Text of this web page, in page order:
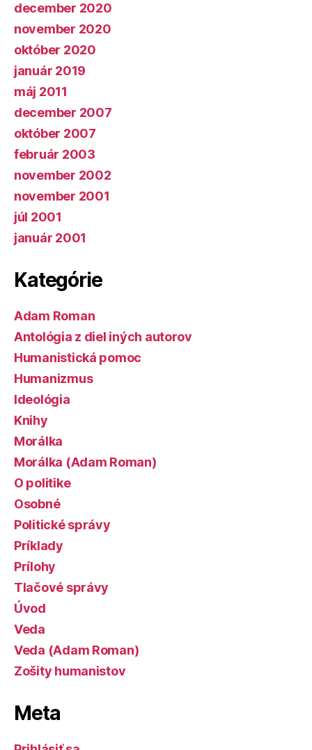
december 2020
november 2020
október 2020
január 2019
máj 2011
december 2007
október 2007
február 2003
november 2002
november 2001
júl 2001
január 2001
Kategórie
Adam Roman
Antológia z diel iných autorov
Humanistická pomoc
Humanizmus
Ideológia
Knihy
Morálka
Morálka (Adam Roman)
O politike
Osobné
Politické správy
Príklady
Prílohy
Tlačové správy
Úvod
Veda
Veda (Adam Roman)
Zošity humanistov
Meta